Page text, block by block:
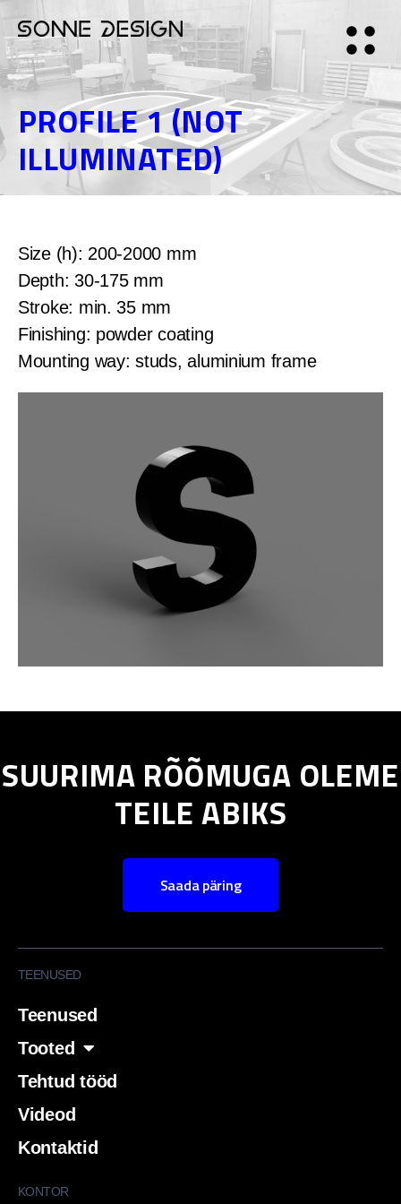
PROFILE 1 (NOT
ILLUMINATED)
Size (h): 200-2000 mm
Depth: 30-175 mm
Stroke: min. 35 mm
Finishing: powder coating
Mounting way: studs, aluminium frame
SUURIMA RÕÕMUGA OLEME
TEILE ABIKS
Saada päring
TEENUSED
Teenused
Tooted
Tehtud tööd
Videod
Kontaktid
KONTOR